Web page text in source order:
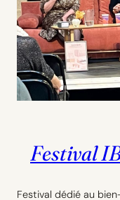
Festival
Festival dédié au